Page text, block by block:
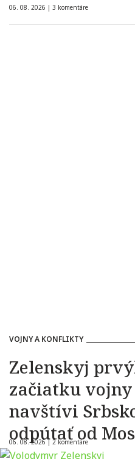
06. 08. 2026 | 3 komentáre
VOJNY A KONFLIKTY
Zelenskyj
začiatku
navštívi
odpútať od
06. 08. 2026 | 2 komentáre